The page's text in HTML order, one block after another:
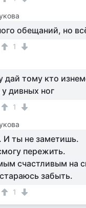
обещаний, но
1
дай тому кто
дивных ног
1
И ты не заметишь.
пережить.
счастливым на
забыть.
1